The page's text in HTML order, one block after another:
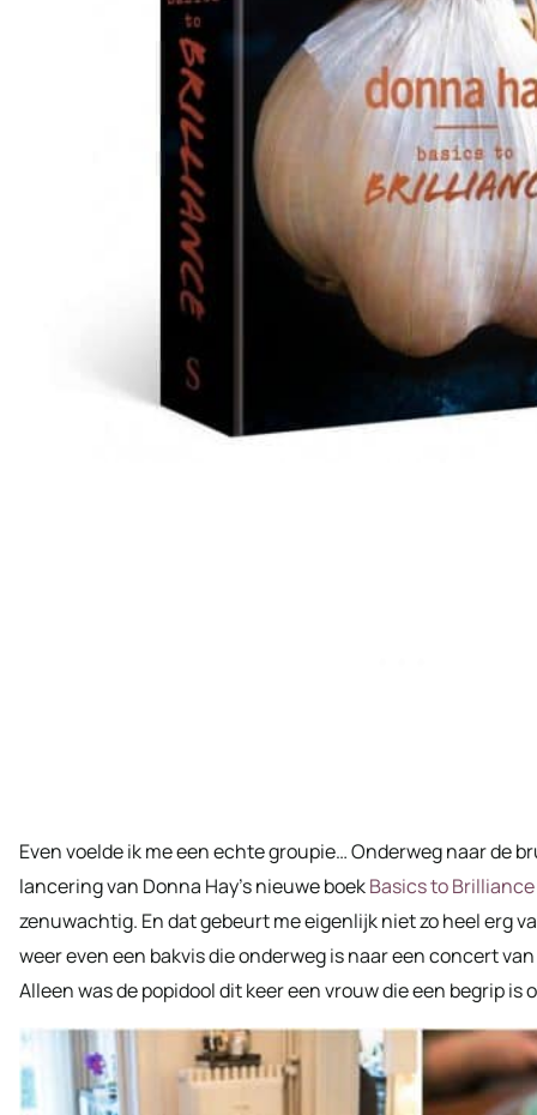
Even voelde ik me een echte groupie… Onderweg naar de
lancering van Donna Hay’s nieuwe boekBasics to Brilliance
zenuwachtig. En dat gebeurt me eigenlijk niet zo heel erg
weer even een bakvis die onderweg is naar een concert
Alleen was de popidool dit keer een vrouw die een begrip is